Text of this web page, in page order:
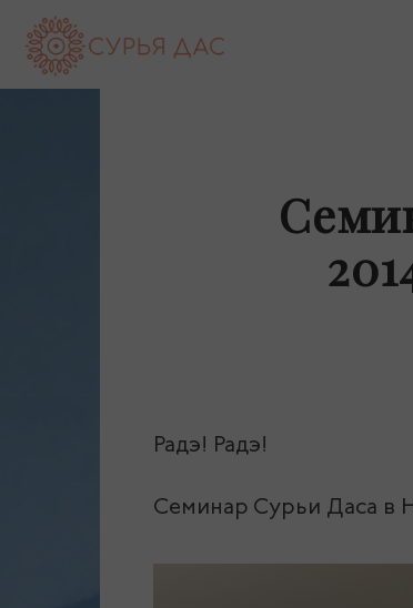
(Андрей
Радэ! Радэ!
Семинар Сурьи Даса в